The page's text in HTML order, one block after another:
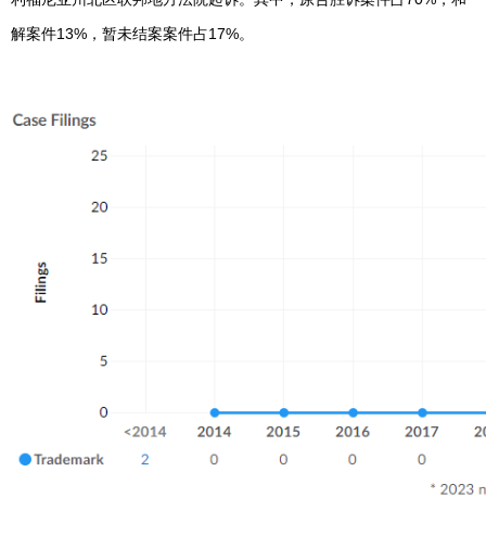
解案件13%，暂未结案案件占17%。